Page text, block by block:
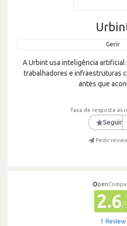
Gerir
A Urbint usa inteligência artificial
trabalhadores e infraestruturas
antes que
Taxa de resposta às
★Seguir
Pedir
pen
2.6/
1 Review